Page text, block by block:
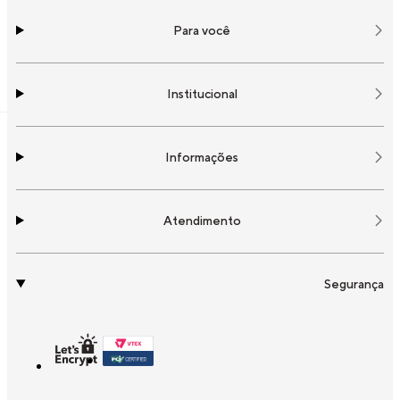
Para você
Institucional
Informações
Atendimento
Segurança